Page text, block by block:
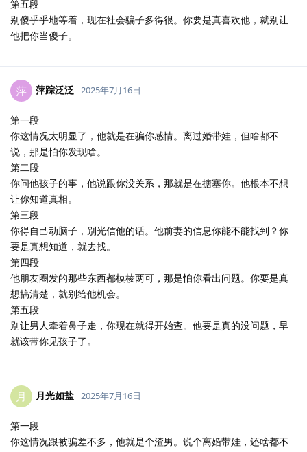
第五段
别傻乎乎地等着，现在社会骗子多得很。你要是真喜欢他，就别让
他把你当傻子。
萍 萍踪泛泛 2025年7月16日
第一段
你这情况太明显了，他就是在骗你感情。离过婚带娃，但啥都不
说，那是怕你发现啥。
第二段
你问他孩子的事，他说跟你没关系，那就是在搪塞你。他根本不想
让你知道真相。
第三段
你得自己动脑子，别光信他的话。他前妻的信息你能不能找到？你
要是真想知道，就去找。
第四段
他朋友圈发的那些东西都模棱两可，那是怕你看出问题。你要是真
想搞清楚，就别给他机会。
第五段
别让男人牵着鼻子走，你现在就得开始查。他要是真的没问题，早
就该带你见孩子了。
月 月光如盐 2025年7月16日
第一段
你这情况跟被骗差不多，他就是个渣男。说个离婚带娃，还啥都不